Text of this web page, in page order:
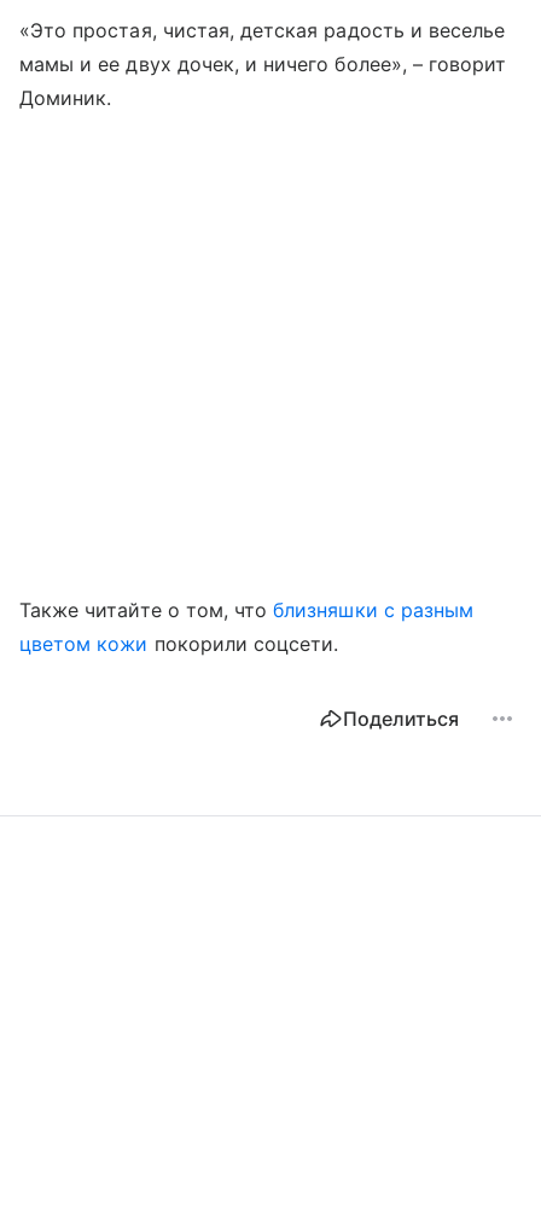
«Это простая, чистая, детская радость и веселье
мамы и ее двух дочек, и ничего более», – говорит
Доминик.
Также читайте о том, чтоблизняшки с разным
цветом кожи покорили соцсети.
Поделиться